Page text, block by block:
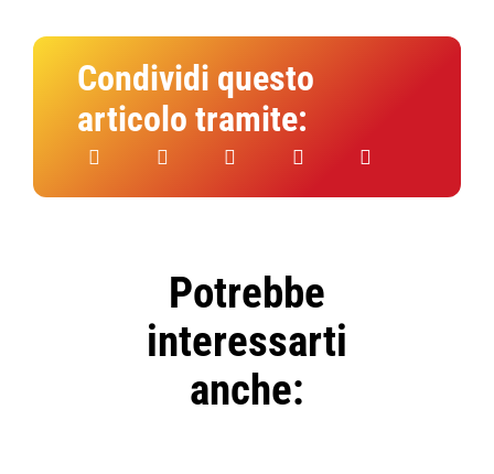
Condividi questo
articolo tramite:
Potrebbe
interessarti
anche: